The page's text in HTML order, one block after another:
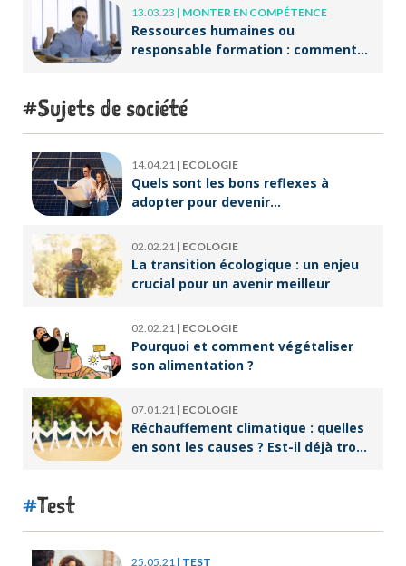
13.03.23 | MONTER EN COMPÉTENCE
Ressources humaines ou
responsable formation : comment
Sujets de société
14.04.21 | ECOLOGIE
Quels sont les bons reflexes à
adopter pour devenir
02.02.21 | ECOLOGIE
La transition écologique : un enjeu
crucial pour un avenir meilleur
02.02.21 | ECOLOGIE
Pourquoi et comment végétaliser
son alimentation ?
07.01.21 | ECOLOGIE
Réchauffement climatique : quelles
en sont les causes ? Est-il déjà trop
Test
25.05.21 | TEST